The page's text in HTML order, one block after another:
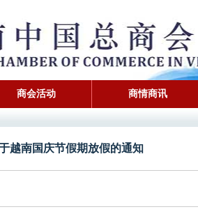
商会活动 商情商讯
越南国庆节假期放假的通知